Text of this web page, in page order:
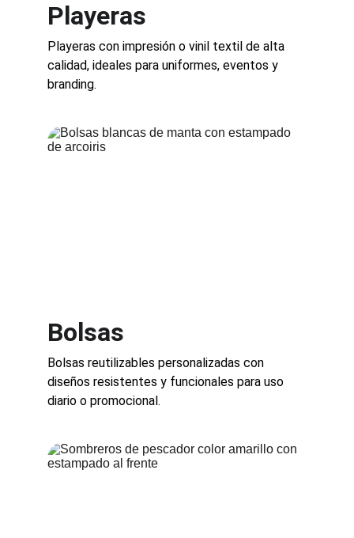
Playeras
Playeras con impresión o vinil textil de alta
calidad, ideales para uniformes, eventos y
branding.
Bolsas reutilizables personalizadas con
diseños resistentes y funcionales para uso
diario o promocional.
Bolsas